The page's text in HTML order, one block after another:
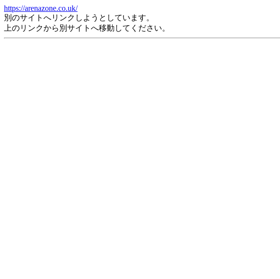
https://arenazone.co.uk/
別のサイトへリンクしようとしています。
上のリンクから別サイトへ移動してください。